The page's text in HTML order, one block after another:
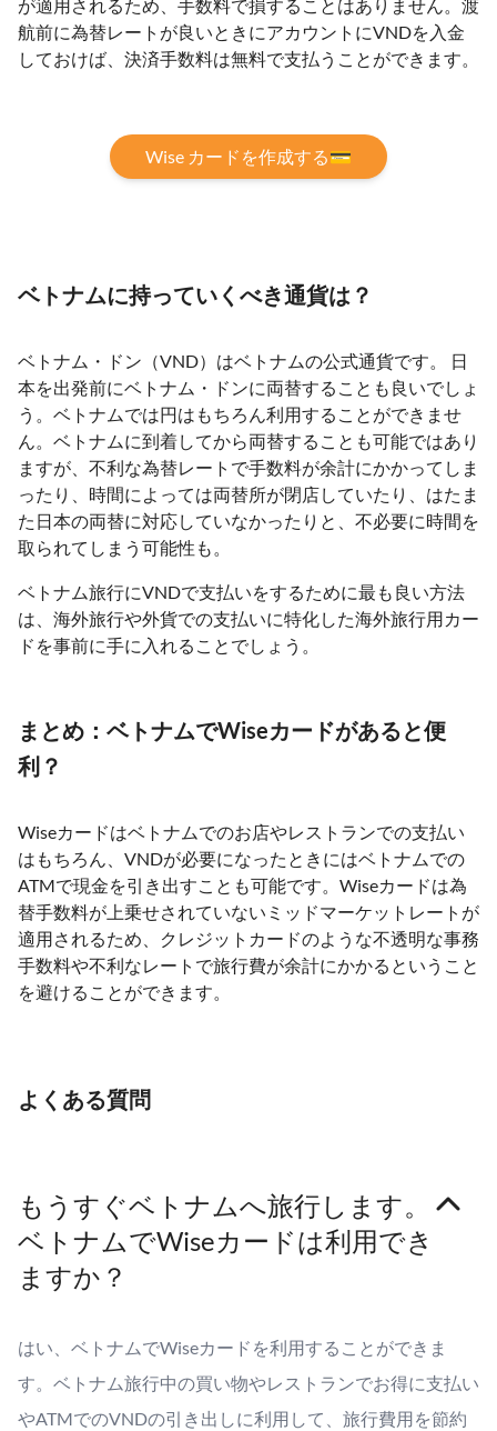
が適用されるため、手数料で損することはありません。渡
航前に為替レートが良いときにアカウントにVNDを入金
しておけば、決済手数料は無料で支払うことができます。
Wise カードを作成する💳
ベトナムに持っていくべき通貨は？
ベトナム・ドン（VND）はベトナムの公式通貨です。 日
本を出発前にベトナム・ドンに両替することも良いでしょ
う。ベトナムでは円はもちろん利用することができませ
ん。ベトナムに到着してから両替することも可能ではあり
ますが、不利な為替レートで手数料が余計にかかってしま
ったり、時間によっては両替所が閉店していたり、はたま
た日本の両替に対応していなかったりと、不必要に時間を
取られてしまう可能性も。
ベトナム旅行にVNDで支払いをするために最も良い方法
は、海外旅行や外貨での支払いに特化した海外旅行用カー
ドを事前に手に入れることでしょう。
まとめ：ベトナムでWiseカードがあると便
利？
Wiseカードはベトナムでのお店やレストランでの支払い
はもちろん、VNDが必要になったときにはベトナムでの
ATMで現金を引き出すことも可能です。Wiseカードは為
替手数料が上乗せされていないミッドマーケットレートが
適用されるため、クレジットカードのような不透明な事務
手数料や不利なレートで旅行費が余計にかかるということ
を避けることができます。
よくある質問
もうすぐベトナムへ旅行します。
ベトナムでWiseカードは利用でき
ますか？
はい、ベトナムでWiseカードを利用することができま
す。ベトナム旅行中の買い物やレストランでお得に支払い
やATMでのVNDの引き出しに利用して、旅行費用を節約